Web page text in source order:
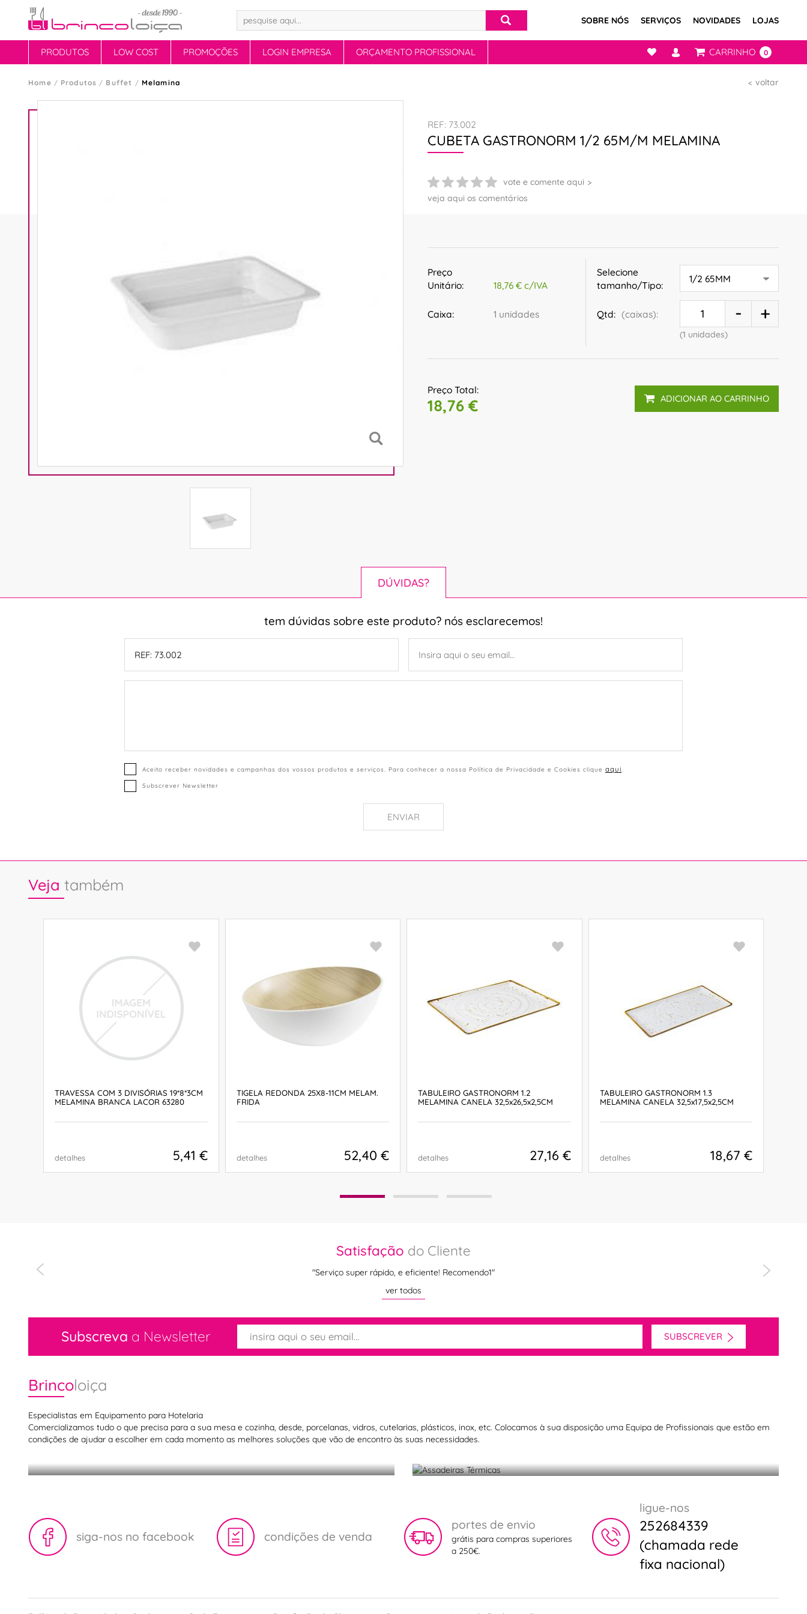
SOBRE NÓS SERVIÇOS NOVIDADES LOJAS
PRODUTOS LOW COST PROMOÇÕES LOGIN EMPRESA ORÇAMENTO PROFISSIONAL CARRINHO 0
Home Produtos Buffet Melamina voltar
REF: 73.002
CUBETA GASTRONORM 1/2 65M/M MELAMINA
vote e comente aqui
veja aqui os comentários
Preço
Unitário:
18,76 € c/IVA
Caixa: 1 unidades
Selecione
tamanho/Tipo:
Qtd: (caixas):
(1 unidades)
Preço Total:
18,76 € ADICIONAR AO CARRINHO
DÚVIDAS?
tem dúvidas sobre este produto? nós esclarecemos!
Aceito receber novidades e campanhas dos vossos produtos e serviços. Para conhecer a nossa Política de Privacidade e Cookies clique aqui.
Subscrever Newsletter
ENVIAR
Veja também
TRAVESSA COM 3 DIVISÓRIAS 19*8*3CM
MELAMINA BRANCA LACOR 63280
detalhes 5,41 €
TIGELA REDONDA 25X8-11CM MELAM.
FRIDA
detalhes 52,40 €
TABULEIRO GASTRONORM 1.2
MELAMINA CANELA 32,5x26,5x2,5CM
detalhes 27,16 €
TABULEIRO GASTRONORM 1.3
MELAMINA CANELA 32,5x17,5x2,5CM
detalhes 18,67 €
Satisfação do Cliente
"Serviço super rápido, e eficiente! Recomendo1"
ver todos
Subscreva a Newsletter SUBSCREVER
Brincoloiça
Especialistas em Equipamento para Hotelaria
Comercializamos tudo o que precisa para a sua mesa e cozinha, desde, porcelanas, vidros, cutelarias, plásticos, inox, etc. Colocamos à sua disposição uma Equipa de Profissionais que estão em
condições de ajudar a escolher em cada momento as melhores soluções que vão de encontro às suas necessidades.
siga-nos no facebook condições de venda
portes de envio
grátis para compras superiores
a 250€.
ligue-nos
252684339
(chamada rede
fixa nacional)